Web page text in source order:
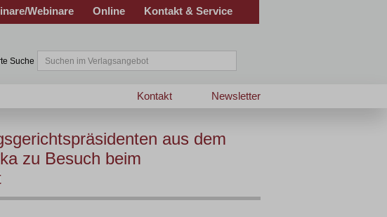
Webinare Online Kontakt & Service
Suche
Newsletter
Kontakt
aus dem
zu Besuch beim